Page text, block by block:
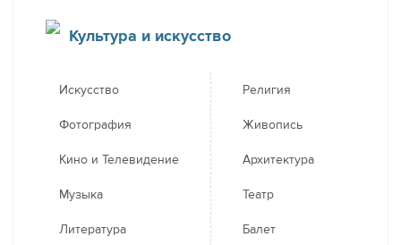
Культура и искусство
Искусство
Фотография
Кино и Телевидение
Музыка
Литература
Религия
Живопись
Архитектура
Театр
Балет